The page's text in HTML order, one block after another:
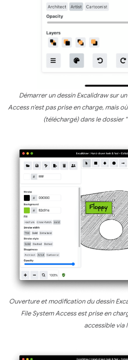
Démarrer un dessin Excalidraw sur
Access n'est pas prise en charge, mais
(téléchargé) dans le dossier
Ouverture et modification du dessin
File System Access est prise en
accessible via